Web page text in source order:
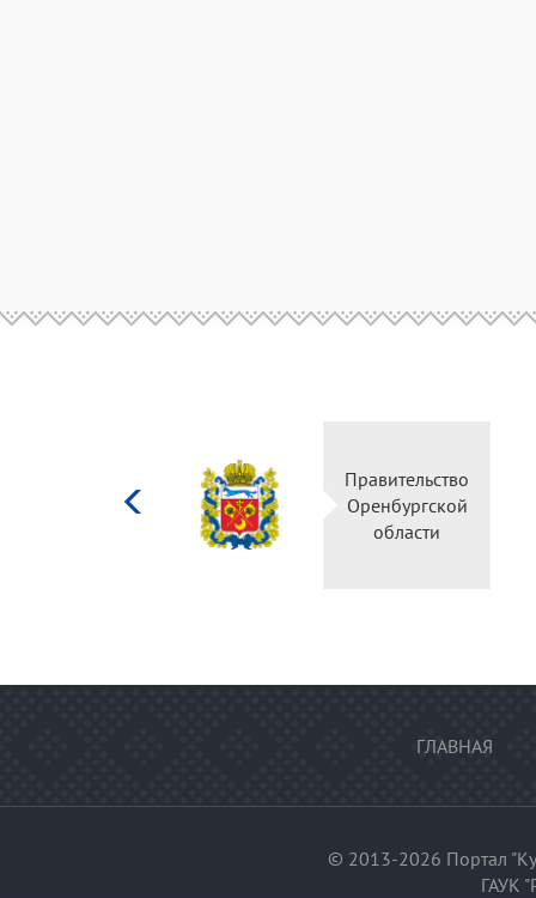
культуры
Российской
Правительство
Оренбургской
области
ГЛАВНАЯ
© 2013-2026 Портал
ГАУК